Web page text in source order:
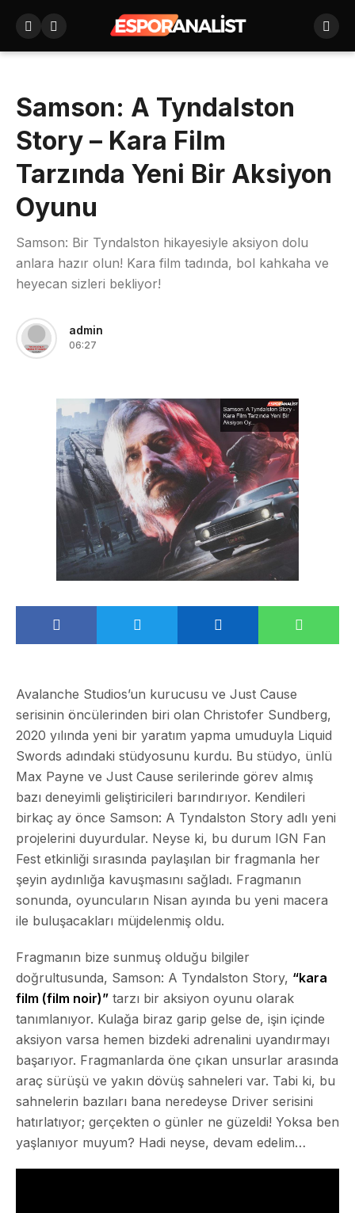
Samson: A Tyndalston
Story – Kara Film
Tarzında Yeni Bir Aksiyon
Oyunu
Samson: Bir Tyndalston hikayesiyle aksiyon dolu
anlara hazır olun! Kara film tadında, bol kahkaha ve
heyecan sizleri bekliyor!
admin
06:27
Avalanche Studios’un kurucusu ve Just Cause
serisinin öncülerinden biri olan Christofer Sundberg,
2020 yılında yeni bir yaratım yapma umuduyla Liquid
Swords adındaki stüdyosunu kurdu. Bu stüdyo, ünlü
Max Payne ve Just Cause serilerinde görev almış
bazı deneyimli geliştiricileri barındırıyor. Kendileri
birkaç ay önce Samson: A Tyndalston Story adlı yeni
projelerini duyurdular. Neyse ki, bu durum IGN Fan
Fest etkinliği sırasında paylaşılan bir fragmanla her
şeyin aydınlığa kavuşmasını sağladı. Fragmanın
sonunda, oyuncuların Nisan ayında bu yeni macera
ile buluşacakları müjdelenmiş oldu.
Fragmanın bize sunmuş olduğu bilgiler
doğrultusunda, Samson: A Tyndalston Story, “kara
film (film noir)” tarzı bir aksiyon oyunu olarak
tanımlanıyor. Kulağa biraz garip gelse de, işin içinde
aksiyon varsa hemen bizdeki adrenalini uyandırmayı
başarıyor. Fragmanlarda öne çıkan unsurlar arasında
araç sürüşü ve yakın dövüş sahneleri var. Tabi ki, bu
sahnelerin bazıları bana neredeyse Driver serisini
hatırlatıyor; gerçekten o günler ne güzeldi! Yoksa ben
yaşlanıyor muyum? Hadi neyse, devam edelim…